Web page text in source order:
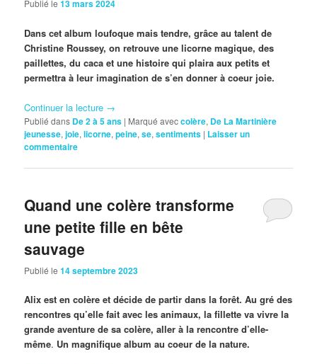
Publié le13 mars 2024
Dans cet album loufoque mais tendre, grâce au talent de
Christine Roussey, on retrouve une licorne magique, des
paillettes, du caca et une histoire qui plaira aux petits et
permettra à leur imagination de s’en donner à coeur joie.
Continuer la lecture →
Publié dans De 2 à 5 ans | Marqué aveccolère, De La Martinière
jeunesse,joie,licorne,peine,se,sentiments | Laisser un
commentaire
Quand une colère transforme
une petite fille en bête
sauvage
Publié le14 septembre 2023
Alix est en colère et décide de partir dans la forêt. Au gré des
rencontres qu’elle fait avec les animaux, la fillette va vivre la
grande aventure de sa colère, aller à la rencontre d’elle-
même. Un magnifique album au coeur de la nature.